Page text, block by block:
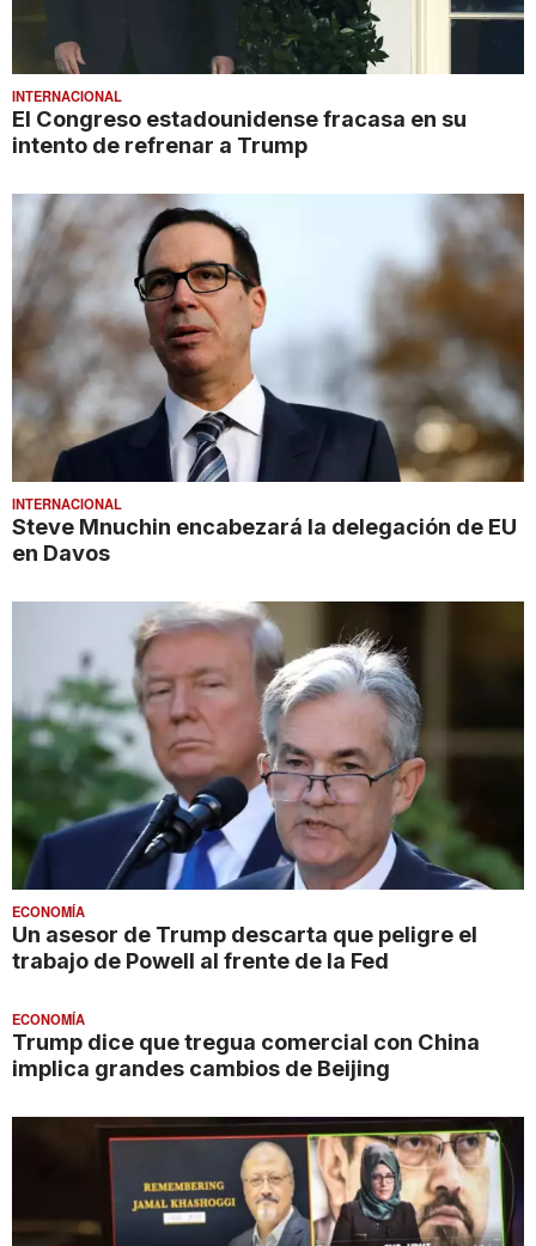
INTERNACIONAL
El Congreso estadounidense fracasa en su
intento de refrenar a Trump
INTERNACIONAL
Steve Mnuchin encabezará la delegación de EU
en Davos
ECONOMÍA
Un asesor de Trump descarta que peligre el
trabajo de Powell al frente de la Fed
ECONOMÍA
Trump dice que tregua comercial con China
implica grandes cambios de Beijing